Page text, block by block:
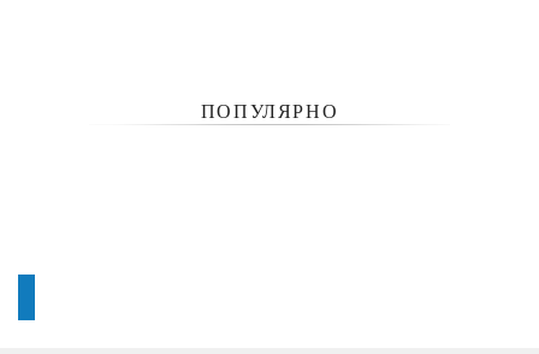
ПОПУЛЯРНО